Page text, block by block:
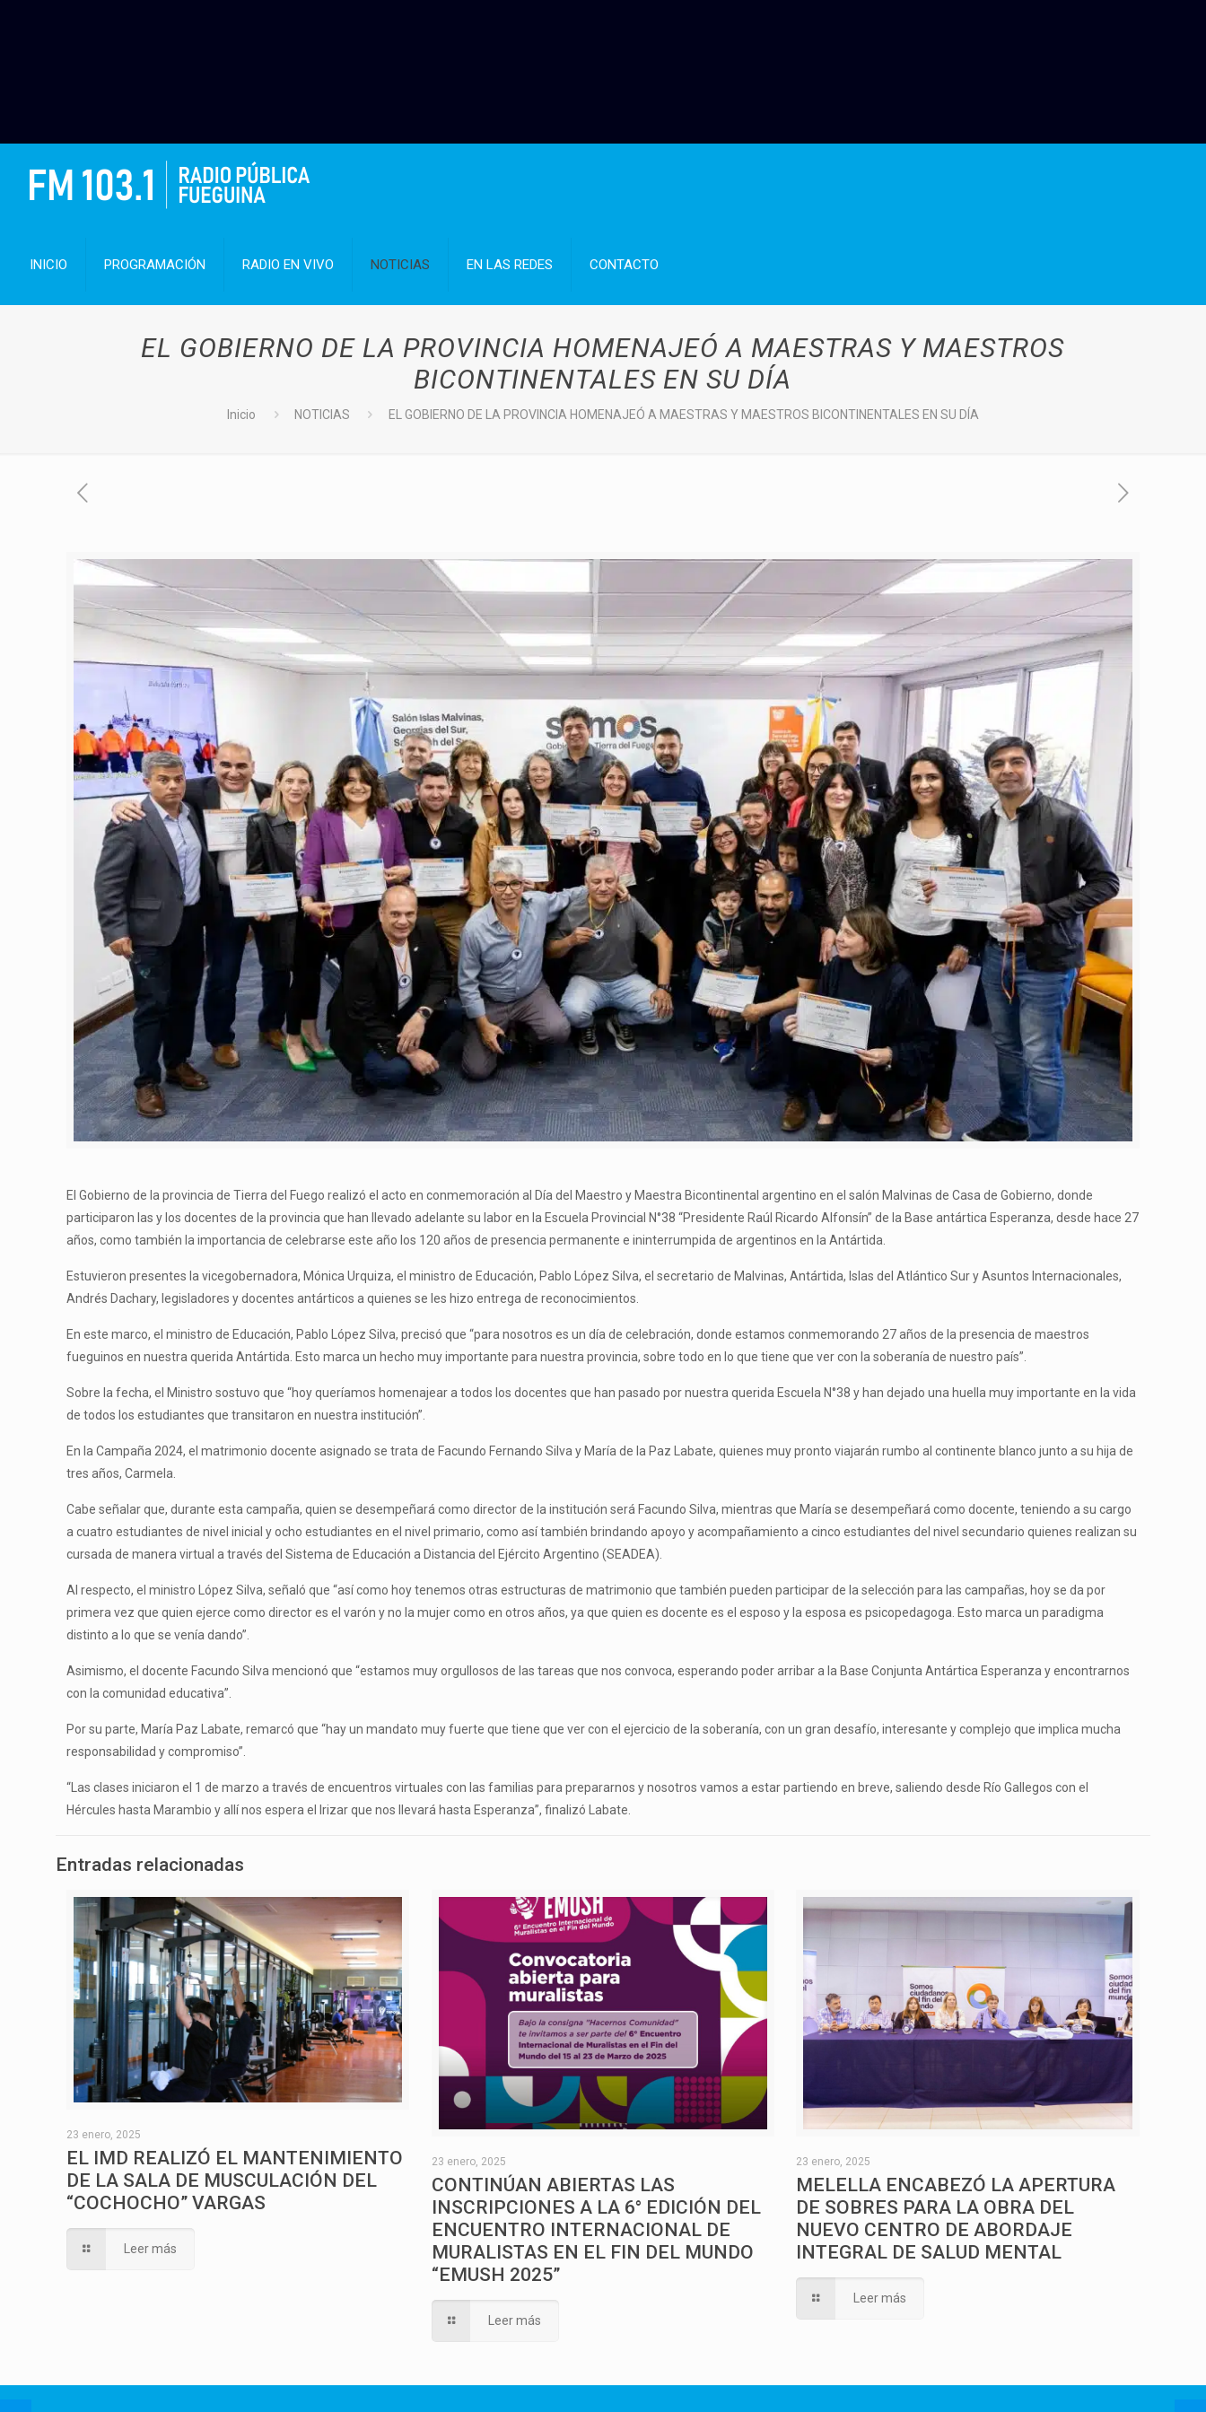
INICIO PROGRAMACIÓN RADIO EN VIVO NOTICIAS EN LAS REDES CONTACTO
EL GOBIERNO DE LA PROVINCIA HOMENAJEÓ A MAESTRAS Y MAESTROS
BICONTINENTALES EN SU DÍA
Inicio NOTICIAS EL GOBIERNO DE LA PROVINCIA HOMENAJEÓ A MAESTRAS Y MAESTROS BICONTINENTALES EN SU DÍA
El Gobierno de la provincia de Tierra del Fuego realizó el acto en conmemoración al Día del Maestro y Maestra Bicontinental argentino en el salón Malvinas de Casa de Gobierno, donde
participaron las y los docentes de la provincia que han llevado adelante su labor en la Escuela Provincial N°38 “Presidente Raúl Ricardo Alfonsín” de la Base antártica Esperanza, desde hace 27
años, como también la importancia de celebrarse este año los 120 años de presencia permanente e ininterrumpida de argentinos en la Antártida.
Estuvieron presentes la vicegobernadora, Mónica Urquiza, el ministro de Educación, Pablo López Silva, el secretario de Malvinas, Antártida, Islas del Atlántico Sur y Asuntos Internacionales,
Andrés Dachary, legisladores y docentes antárticos a quienes se les hizo entrega de reconocimientos.
En este marco, el ministro de Educación, Pablo López Silva, precisó que “para nosotros es un día de celebración, donde estamos conmemorando 27 años de la presencia de maestros
fueguinos en nuestra querida Antártida. Esto marca un hecho muy importante para nuestra provincia, sobre todo en lo que tiene que ver con la soberanía de nuestro país”.
Sobre la fecha, el Ministro sostuvo que “hoy queríamos homenajear a todos los docentes que han pasado por nuestra querida Escuela N°38 y han dejado una huella muy importante en la vida
de todos los estudiantes que transitaron en nuestra institución”.
En la Campaña 2024, el matrimonio docente asignado se trata de Facundo Fernando Silva y María de la Paz Labate, quienes muy pronto viajarán rumbo al continente blanco junto a su hija de
tres años, Carmela.
Cabe señalar que, durante esta campaña, quien se desempeñará como director de la institución será Facundo Silva, mientras que María se desempeñará como docente, teniendo a su cargo
a cuatro estudiantes de nivel inicial y ocho estudiantes en el nivel primario, como así también brindando apoyo y acompañamiento a cinco estudiantes del nivel secundario quienes realizan su
cursada de manera virtual a través del Sistema de Educación a Distancia del Ejército Argentino (SEADEA).
Al respecto, el ministro López Silva, señaló que “así como hoy tenemos otras estructuras de matrimonio que también pueden participar de la selección para las campañas, hoy se da por
primera vez que quien ejerce como director es el varón y no la mujer como en otros años, ya que quien es docente es el esposo y la esposa es psicopedagoga. Esto marca un paradigma
distinto a lo que se venía dando”.
Asimismo, el docente Facundo Silva mencionó que “estamos muy orgullosos de las tareas que nos convoca, esperando poder arribar a la Base Conjunta Antártica Esperanza y encontrarnos
con la comunidad educativa”.
Por su parte, María Paz Labate, remarcó que “hay un mandato muy fuerte que tiene que ver con el ejercicio de la soberanía, con un gran desafío, interesante y complejo que implica mucha
responsabilidad y compromiso”.
“Las clases iniciaron el 1 de marzo a través de encuentros virtuales con las familias para prepararnos y nosotros vamos a estar partiendo en breve, saliendo desde Río Gallegos con el
Hércules hasta Marambio y allí nos espera el Irizar que nos llevará hasta Esperanza”, finalizó Labate.
Entradas relacionadas
23 enero, 2025
EL IMD REALIZÓ EL MANTENIMIENTO
DE LA SALA DE MUSCULACIÓN DEL
“COCHOCHO” VARGAS
Leer más
23 enero, 2025
CONTINÚAN ABIERTAS LAS
INSCRIPCIONES A LA 6° EDICIÓN DEL
ENCUENTRO INTERNACIONAL DE
MURALISTAS EN EL FIN DEL MUNDO
“EMUSH 2025”
Leer más
23 enero, 2025
MELELLA ENCABEZÓ LA APERTURA
DE SOBRES PARA LA OBRA DEL
NUEVO CENTRO DE ABORDAJE
INTEGRAL DE SALUD MENTAL
Leer más